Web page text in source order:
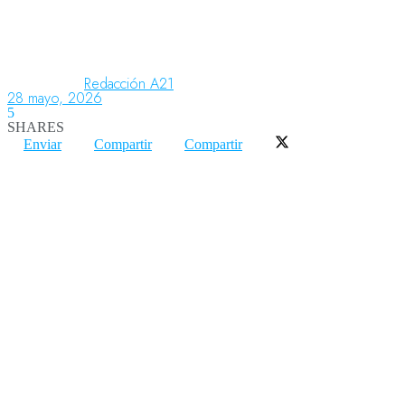
Aeroespacial
Redacción A21
28 mayo, 2026
5
SHARES
Enviar
Compartir Compartir